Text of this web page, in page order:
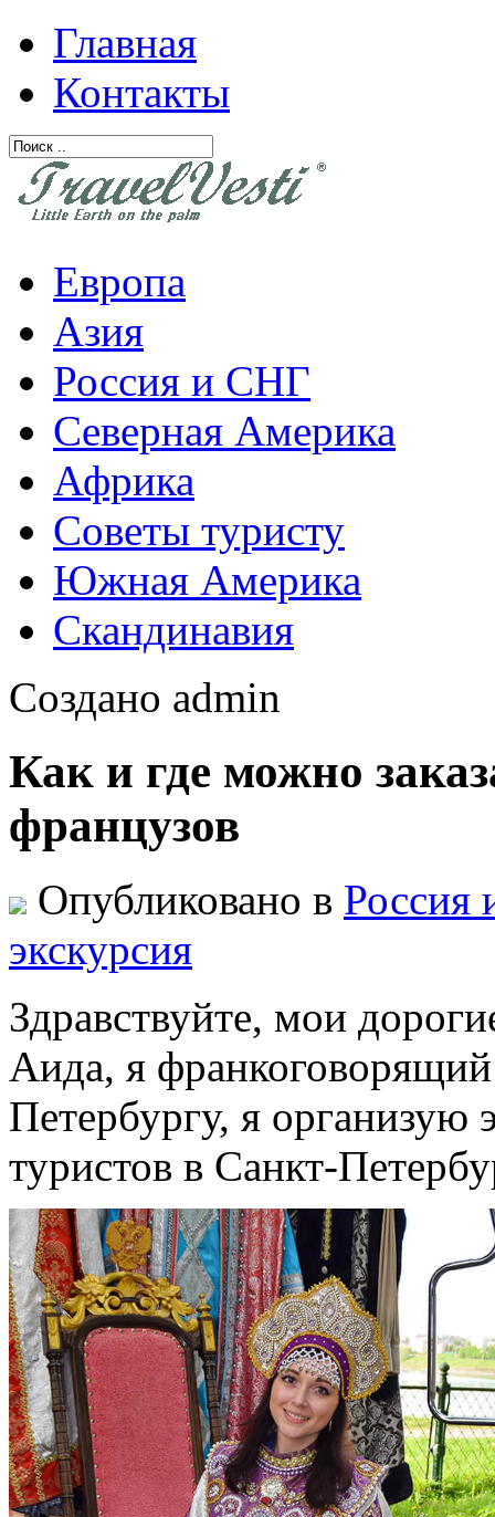
Главная
Контакты
Европа
Азия
Россия и СНГ
Северная Америка
Африка
Советы туристу
Южная Америка
Скандинавия
Создано admin
Как и где можно
французов
Опубликовано в
экскурсия
Здравствуйте, мои
Аида, я
Петербургу, я организую
туристов в Санкт-